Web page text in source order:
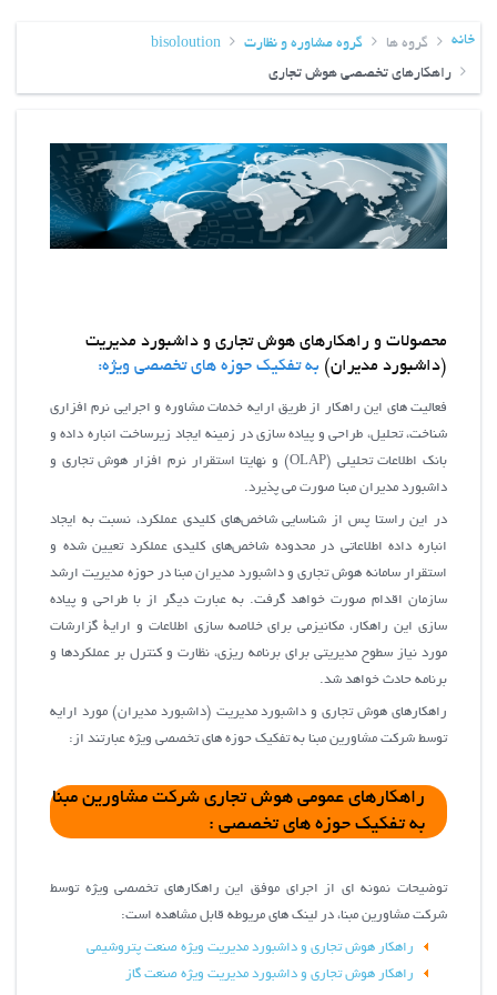
خانه گروه ها گروه مشاوره و نظارت
bisoloution
راهکارهای تخصصی هوش تجاری
محصولات و راهکارهای هوش تجاری و داشبورد مدیریت
(داشبورد مدیران) به تفکیک حوزه های تخصصی ویژه:
فعالیت های این راهکار از طریق ارایه خدمات مشاوره و اجرایی نرم افزاری
شناخت، تحلیل، طراحی و پیاده سازی در زمینه ایجاد زیرساخت انباره داده و
بانک اطلاعات تحلیلی (OLAP) و نهایتا استقرار نرم افزار هوش تجاری و
داشبورد مدیران مبنا صورت می پذیرد.
در این راستا پس از شناسايي شاخص‌هاي كليدي عملكرد، نسبت به ايجاد
انباره داده اطلاعاتي در محدوده شاخص‌هاي كليدي عملكرد تعيين شده و
استقرار سامانه هوش تجاري و داشبورد مديران مبنا در حوزه مديريت ارشد
سازمان اقدام صورت خواهد گرفت. به عبارت دیگر از با طراحي و پیاده
سازی این راهکار، مكانيزمي براي خلاصه سازي اطلاعات و اراية گزارشات
مورد نياز سطوح مديريتي براي برنامه ريزي، نظارت و كنترل بر عملكردها و
برنامه حادث خواهد شد.
راهکارهای هوش تجاری و داشبورد مدیریت (داشبورد مدیران) مورد ارایه
توسط شرکت مشاورین مبنا به تفکیک حوزه های تخصصی ویژه عبارتند از:
راهکارهای عمومی هوش تجاری شرکت مشاورین مبنا
به تفکیک حوزه های تخصصی :
توضیحات نمونه ای از اجرای موفق این راهکارهای تخصصی ویژه توسط
شرکت مشاورین مبنا، در لینک های مریوطه قابل مشاهده است:
راهکار هوش تجاری و داشبورد مدیریت ویژه صنعت پتروشیمی
راهکار هوش تجاری و داشبورد مدیریت ویژه صنعت گاز